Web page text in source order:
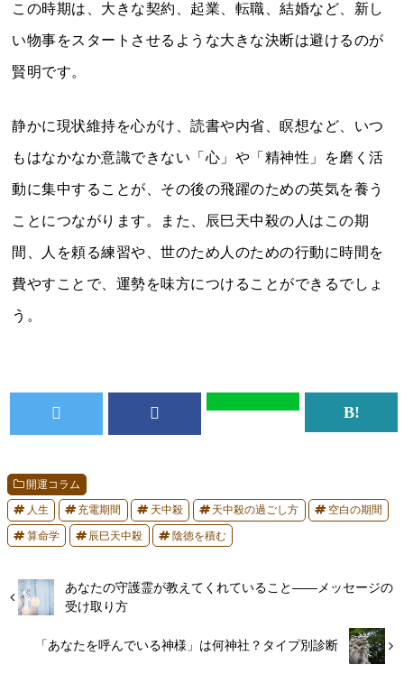
この時期は、大きな契約、起業、転職、結婚など、新し
い物事をスタートさせるような大きな決断は避けるのが
賢明です。
静かに現状維持を心がけ、読書や内省、瞑想など、いつ
もはなかなか意識できない「心」や「精神性」を磨く活
動に集中することが、その後の飛躍のための英気を養う
ことにつながります。また、辰巳天中殺の人はこの期
間、人を頼る練習や、世のため人のための行動に時間を
費やすことで、運勢を味方につけることができるでしょ
う。
開運コラム
人生 充電期間 天中殺 天中殺の過ごし方 空白の期間
算命学 辰巳天中殺 陰徳を積む
あなたの守護霊が教えてくれていること――メッセージの
受け取り方
「あなたを呼んでいる神様」は何神社？タイプ別診断